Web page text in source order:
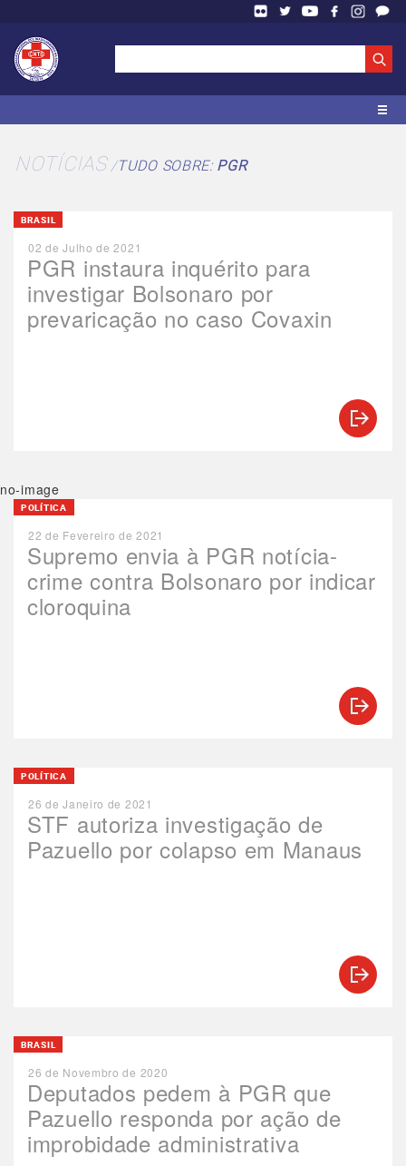
NOTÍCIAS TUDO SOBRE: PGR
PGR instaura inquérito para
investigar Bolsonaro por
prevaricação no caso Covaxin
BRASIL
02 de Julho de 2021
no-image
Supremo envia à PGR notícia-
crime contra Bolsonaro por indicar
cloroquina
POLÍTICA
22 de Fevereiro de 2021
STF autoriza investigação de
Pazuello por colapso em Manaus
POLÍTICA
26 de Janeiro de 2021
Deputados pedem à PGR que
Pazuello responda por ação de
improbidade administrativa
BRASIL
26 de Novembro de 2020